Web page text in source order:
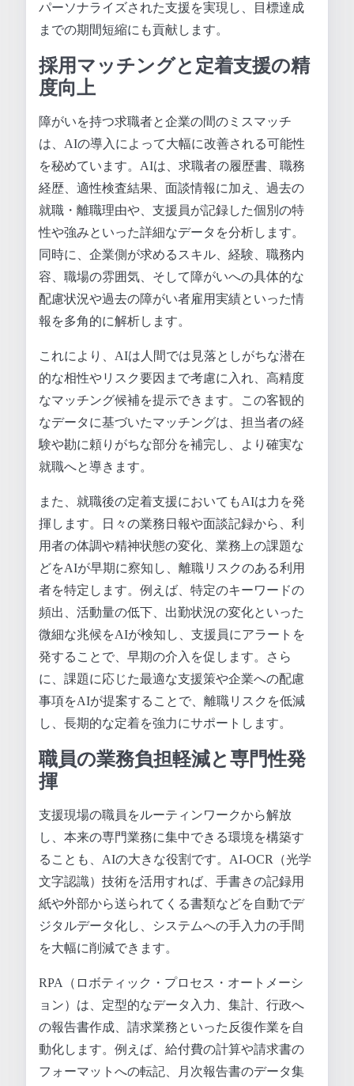
パーソナライズされた支援を実現し、目標達成
までの期間短縮にも貢献します。
採用マッチングと定着支援の精
度向上
障がいを持つ求職者と企業の間のミスマッチ
は、AIの導入によって大幅に改善される可能性
を秘めています。AIは、求職者の履歴書、職務
経歴、適性検査結果、面談情報に加え、過去の
就職・離職理由や、支援員が記録した個別の特
性や強みといった詳細なデータを分析します。
同時に、企業側が求めるスキル、経験、職務内
容、職場の雰囲気、そして障がいへの具体的な
配慮状況や過去の障がい者雇用実績といった情
報を多角的に解析します。
これにより、AIは人間では見落としがちな潜在
的な相性やリスク要因まで考慮に入れ、高精度
なマッチング候補を提示できます。この客観的
なデータに基づいたマッチングは、担当者の経
験や勘に頼りがちな部分を補完し、より確実な
就職へと導きます。
また、就職後の定着支援においてもAIは力を発
揮します。日々の業務日報や面談記録から、利
用者の体調や精神状態の変化、業務上の課題な
どをAIが早期に察知し、離職リスクのある利用
者を特定します。例えば、特定のキーワードの
頻出、活動量の低下、出勤状況の変化といった
微細な兆候をAIが検知し、支援員にアラートを
発することで、早期の介入を促します。さら
に、課題に応じた最適な支援策や企業への配慮
事項をAIが提案することで、離職リスクを低減
し、長期的な定着を強力にサポートします。
職員の業務負担軽減と専門性発
揮
支援現場の職員をルーティンワークから解放
し、本来の専門業務に集中できる環境を構築す
ることも、AIの大きな役割です。AI-OCR（光学
文字認識）技術を活用すれば、手書きの記録用
紙や外部から送られてくる書類などを自動でデ
ジタルデータ化し、システムへの手入力の手間
を大幅に削減できます。
RPA（ロボティック・プロセス・オートメーシ
ョン）は、定型的なデータ入力、集計、行政へ
の報告書作成、請求業務といった反復作業を自
動化します。例えば、給付費の計算や請求書の
フォーマットへの転記、月次報告書のデータ集